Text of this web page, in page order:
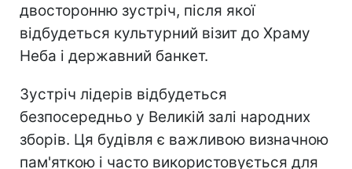
двосторонню зустріч, після якої
відбудеться культурний візит до Храму
Неба і державний банкет.
Зустріч лідерів відбудеться
безпосередньо у Великій залі народних
зборів. Ця будівля є важливою визначною
пам'яткою і часто використовується для